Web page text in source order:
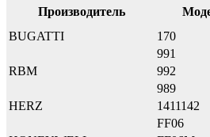
Производитель
BUGATTI
170
RBM
991
992
989
HERZ
1411142
FF06